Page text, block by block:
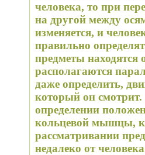
человека, то при пере воде глаз с
на другой между
изменяется, и
правильно
предметы находятся
располагаются
даже определить,
который он
определении
кольцевой мышцы,
рассматривании
недалеко от